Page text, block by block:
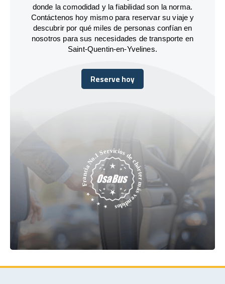
donde la comodidad y la fiabilidad son la norma.
Contáctenos hoy mismo para reservar su viaje y
descubrir por qué miles de personas confían en
nosotros para sus necesidades de transporte en
Saint-Quentin-en-Yvelines.
Reserve hoy
Reserve hoy